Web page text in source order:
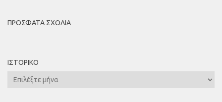
ΠΡΌΣΦΑΤΑ ΣΧΌΛΙΑ
ΙΣΤΟΡΙΚΌ
Ιστορικό